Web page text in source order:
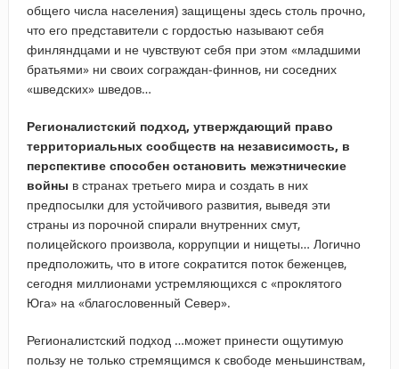
общего числа населения) защищены здесь столь прочно,
что его представители с гордостью называют себя
финляндцами и не чувствуют себя при этом «младшими
братьями» ни своих сограждан-финнов, ни соседних
«шведских» шведов…
Регионалистский подход, утверждающий право
территориальных сообществ на независимость, в
перспективе способен остановить межэтнические
войны в странах третьего мира и создать в них
предпосылки для устойчивого развития, выведя эти
страны из порочной спирали внутренних смут,
полицейского произвола, коррупции и нищеты… Логично
предположить, что в итоге сократится поток беженцев,
сегодня миллионами устремляющихся с «проклятого
Юга» на «благословенный Север».
Регионалистский подход …может принести ощутимую
пользу не только стремящимся к свободе меньшинствам,